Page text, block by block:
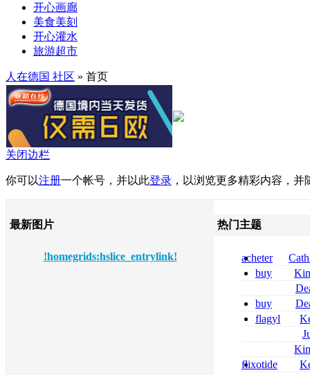
开心画廊
美食美刻
开心灌水
旅游超市
人在德国 社区 » 首页
关闭边栏
你可以注册一个帐号，并以此登录 ，以浏览更多精彩内容，
最新图片
!homegrids:hslice_entrylink!
热门主题
acheter
dapsone site
buy
zolpidem usa
tizanidine
sans
buy
pregabalin
pregabalin
flagyl
online
roxithromycin
sécurité
nolvadex
flixotide